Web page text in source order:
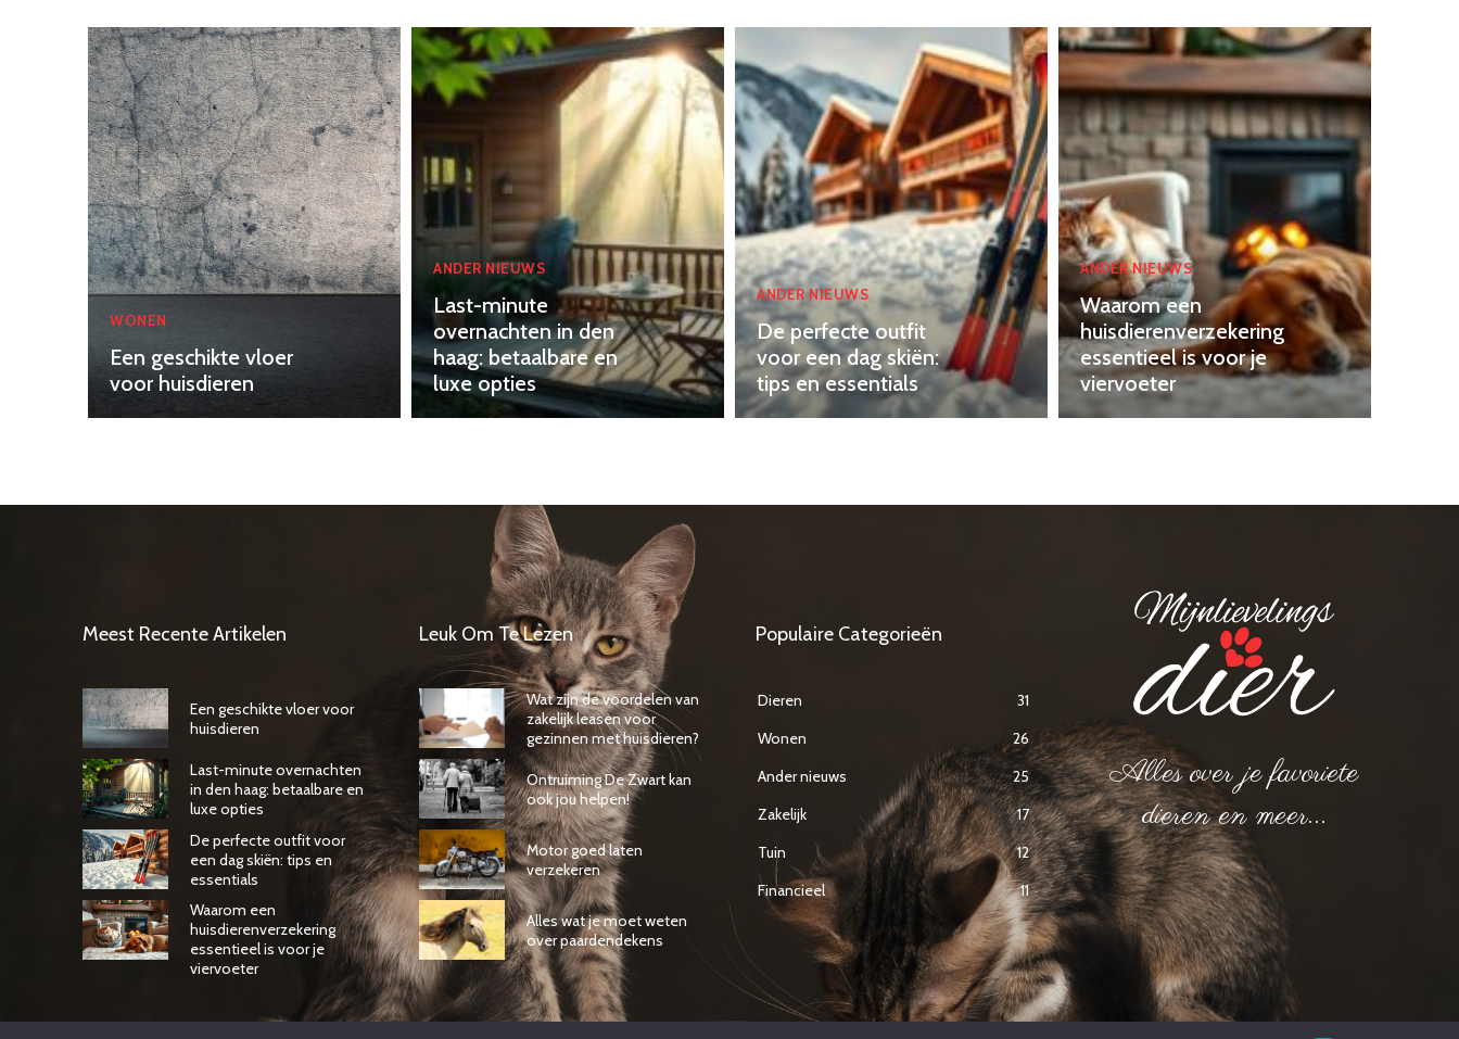
WONEN
Een geschikte vloer
voor huisdieren
ANDER NIEUWS
Last-minute
overnachten in den
haag: betaalbare en
luxe opties
ANDER NIEUWS
De perfecte outfit
voor een dag skiën:
tips en essentials
ANDER NIEUWS
Waarom een
huisdierenverzekering
essentieel is voor je
viervoeter
Meest Recente Artikelen
Een geschikte vloer voor
huisdieren
Last-minute overnachten
in den haag: betaalbare en
luxe opties
De perfecte outfit voor
een dag skiën: tips en
essentials
Waarom een
huisdierenverzekering
essentieel is voor je
viervoeter
Leuk Om Te Lezen
Wat zijn de voordelen van
zakelijk leasen voor
gezinnen met huisdieren?
Ontruiming De Zwart kan
ook jou helpen!
Motor goed laten
verzekeren
Alles wat je moet weten
over paardendekens
Populaire Categorieën
Dieren
31
Wonen
26
Ander nieuws
25
Zakelijk
17
Tuin
12
Financieel
11
Alles over je favoriete
dieren en meer...